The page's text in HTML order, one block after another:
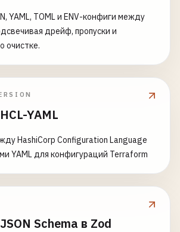
YAML, TOML и ENV-конфиги между
дрейф, пропуски и
очистке.
YAML
HashiCorp Configuration Language
YAML для конфигураций Terraform
Schema в Zod